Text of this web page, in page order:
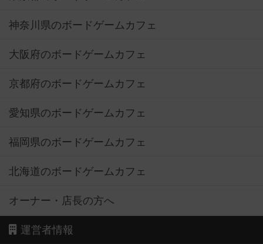
神奈川県のボードゲームカフェ
大阪府のボードゲームカフェ
京都府のボードゲームカフェ
愛知県のボードゲームカフェ
福岡県のボードゲームカフェ
北海道のボードゲームカフェ
オーナー・店長の方へ
運営者情報